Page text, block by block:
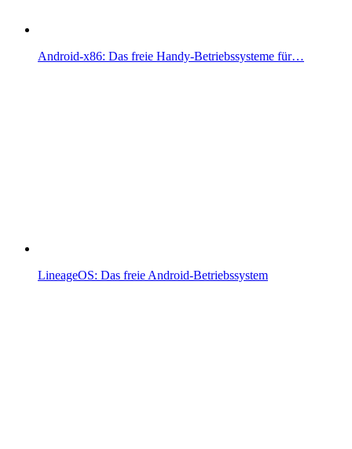
Android-x86: Das freie Handy-Betriebssysteme für…
LineageOS: Das freie Android-Betriebssystem